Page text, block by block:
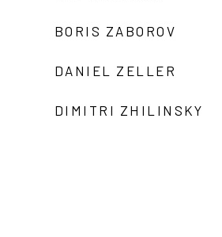
BORIS ZABOROV
DANIEL ZELLER
DIMITRI ZHILINSKY